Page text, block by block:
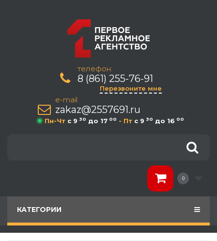
телефон:
8 (861) 255-76-91
Перезвоните мне
e-mail
zakaz@2557691.ru
Пн-Чт c 9 30 до 17 00 - Пт c 9 30 до 16 00
0
КАТЕГОРИИ